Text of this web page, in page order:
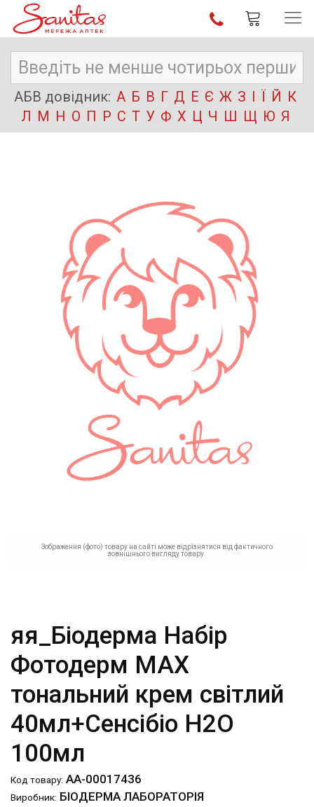
АБВ довідник: А Б В Г Д Е Є Ж З І Ї Й К
Л М Н О П Р С Т У Ф Х Ц Ч Ш Щ Ю Я
Зображення (фото) товару на сайті може відрізнятися від фактичного
зовнішнього вигляду товару.
яя_Біодерма Набір
Фотодерм MAX
тональний крем світлий
40мл+Сенсібіо Н2О
100мл
Код товару: АА-00017436
Виробник: БІОДЕРМА ЛАБОРАТОРІЯ